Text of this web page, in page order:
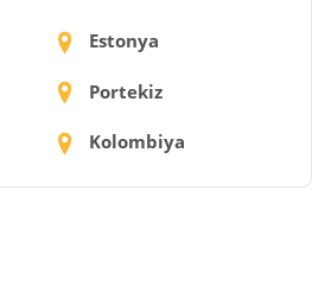
Estonya
Portekiz
Kolombiya